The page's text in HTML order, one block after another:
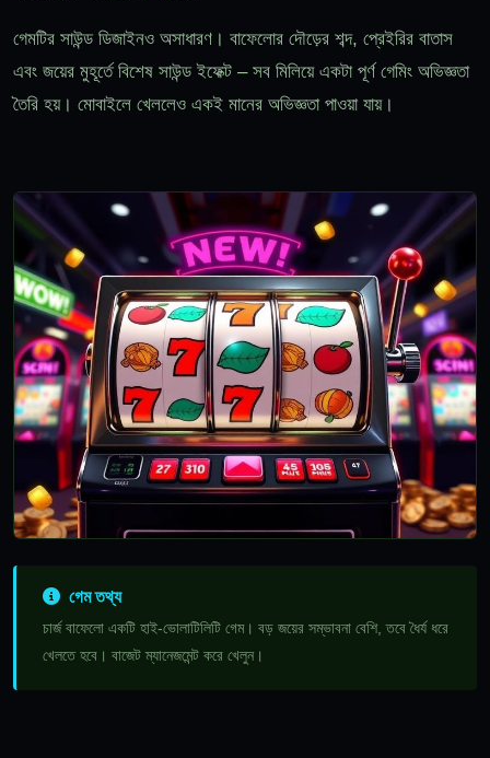
গেমটির সাউন্ড ডিজাইনও অসাধারণ। বাফেলোর দৌড়ের শব্দ, প্রেইরির বাতাস
এবং জয়ের মুহূর্তে বিশেষ সাউন্ড ইফেক্ট – সব মিলিয়ে একটা পূর্ণ গেমিং অভিজ্ঞতা
তৈরি হয়। মোবাইলে খেললেও একই মানের অভিজ্ঞতা পাওয়া যায়।
গেম তথ্য
চার্জ বাফেলো একটি হাই-ভোলাটিলিটি গেম। বড় জয়ের সম্ভাবনা বেশি, তবে ধৈর্য ধরে
খেলতে হবে। বাজেট ম্যানেজমেন্ট করে খেলুন।